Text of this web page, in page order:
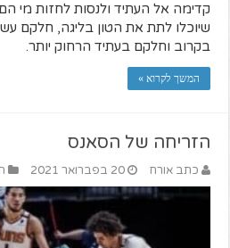
קדימה אל העתיד ולנסות לחזות מי
שיוכלו לתת את הטון בליגה, חלקם
בקרוב וחלקם בעתיד הרחוק יותר.
המשך לקרוא »
הזריחה של הסאנס
כתב אורח 20 בפברואר 2021